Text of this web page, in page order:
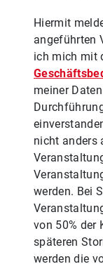
Hiermit
angeführten
ich mich mit
meiner
nicht anders
werden. Bei
von 50% der
späteren
werden die